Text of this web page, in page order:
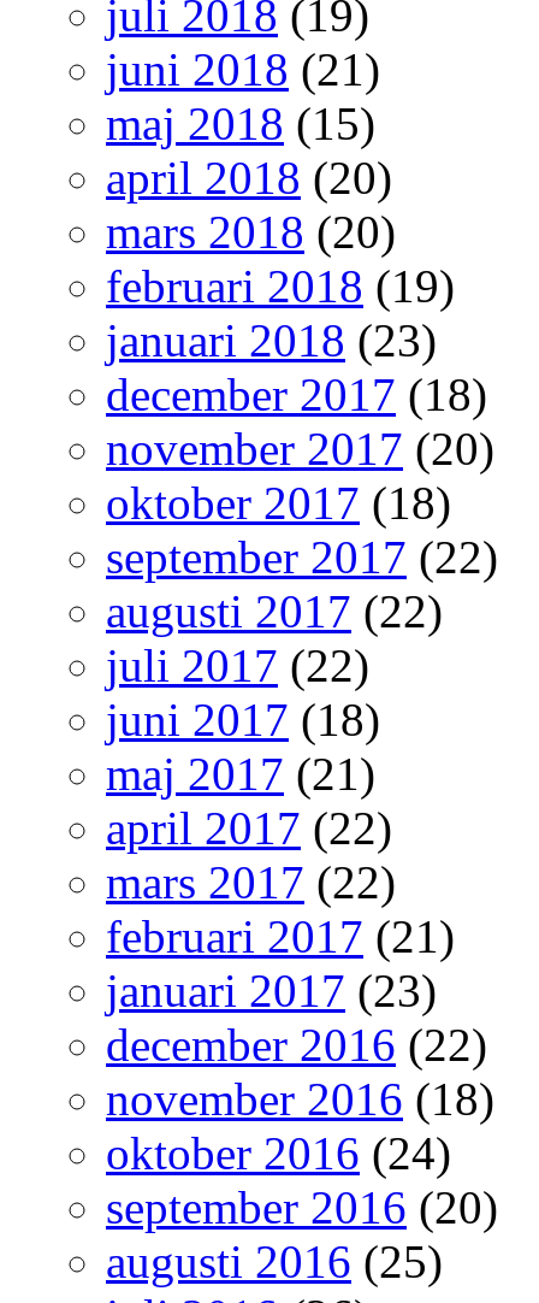
juli 2018 (19)
juni 2018 (21)
maj 2018 (15)
april 2018 (20)
mars 2018 (20)
februari 2018 (19)
januari 2018 (23)
december 2017 (18)
november 2017 (20)
oktober 2017 (18)
september 2017 (22)
augusti 2017 (22)
juli 2017 (22)
juni 2017 (18)
maj 2017 (21)
april 2017 (22)
mars 2017 (22)
februari 2017 (21)
januari 2017 (23)
december 2016 (22)
november 2016 (18)
oktober 2016 (24)
september 2016 (20)
augusti 2016 (25)